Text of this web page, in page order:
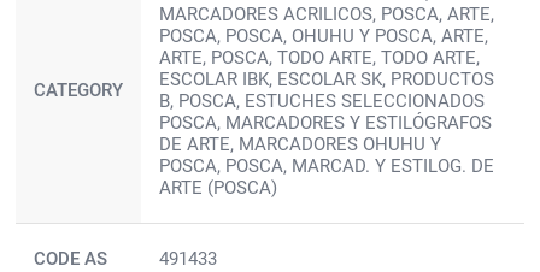
CATEGORY
MARCADORES ACRILICOS, POSCA, ARTE,
POSCA, POSCA, OHUHU Y POSCA, ARTE,
ARTE, POSCA, TODO ARTE, TODO ARTE,
ESCOLAR IBK, ESCOLAR SK, PRODUCTOS
B, POSCA, ESTUCHES SELECCIONADOS
POSCA, MARCADORES Y ESTILÓGRAFOS
DE ARTE, MARCADORES OHUHU Y
POSCA, POSCA, MARCAD. Y ESTILOG. DE
ARTE (POSCA)
CODE AS 491433